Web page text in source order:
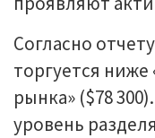
Согласно
торгуется
рынка» ($78
уровень